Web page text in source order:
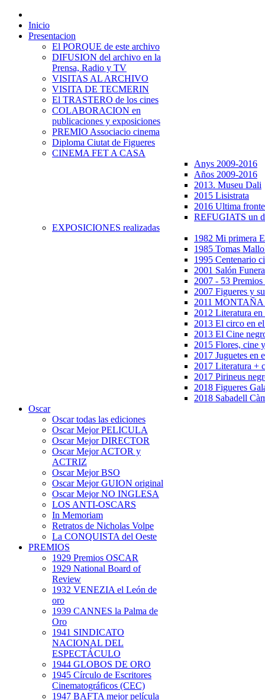
Inicio
Presentacion
El PORQUE de este archivo
DIFUSION del archivo en la
Prensa, Radio y TV
VISITAS AL ARCHIVO
VISITA DE TECMERIN
El TRASTERO de los cines
COLABORACION en
publicaciones y exposiciones
PREMIO Associacio cinema
Diploma Ciutat de Figueres
CINEMA FET A CASA
Anys 2009-2016
Años 2009-2016
2013. Museu Dali
2015 Lisistrata
2016 Ultima
REFUGIATS un
EXPOSICIONES realizadas
1982 Mi primera
1985 Tomas
1995 Centenario
2001 Salón
2007 - 53 Premios
2007 Figueres y
2011 MONTAÑA
2012 Literatura en
2013 El circo en
2013 El Cine
2015 Flores, cine
2017 Juguetes en
2017 Literatura +
2017 Pirineus
2018 Figueres
2018 Sabadell
Oscar
Oscar todas las ediciones
Oscar Mejor PELICULA
Oscar Mejor DIRECTOR
Oscar Mejor ACTOR y
ACTRIZ
Oscar Mejor BSO
Oscar Mejor GUION original
Oscar Mejor NO INGLESA
LOS ANTI-OSCARS
In Memoriam
Retratos de Nicholas Volpe
La CONQUISTA del Oeste
PREMIOS
1929 Premios OSCAR
1929 National Board of
Review
1932 VENEZIA el León de
oro
1939 CANNES la Palma de
Oro
1941 SINDICATO
NACIONAL DEL
ESPECTÁCULO
1944 GLOBOS DE ORO
1945 Círculo de Escritores
Cinematográficos (CEC)
1947 BAFTA mejor película